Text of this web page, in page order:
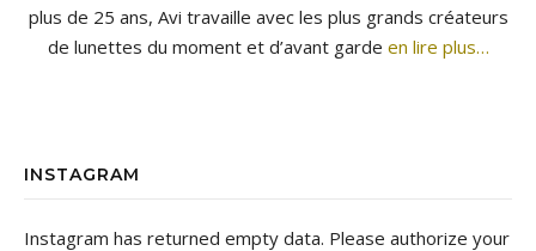
plus de 25 ans, Avi travaille avec les plus grands créateurs
de lunettes du moment et d’avant garde en lire plus…
INSTAGRAM
Instagram has returned empty data. Please authorize your